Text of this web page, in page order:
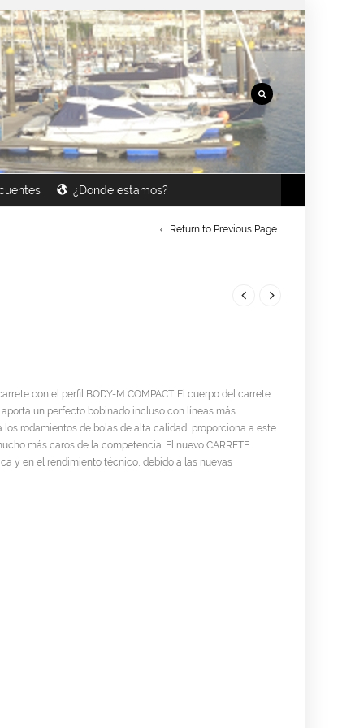
¿Donde estamos?
Return to Previous Page
con el perfil BODY-M COMPACT. El cuerpo del carrete
un perfecto bobinado incluso con líneas más
rodamientos de bolas de alta calidad, proporciona a este
más caros de la competencia. El nuevo CARRETE
y en el rendimiento técnico, debido a las nuevas